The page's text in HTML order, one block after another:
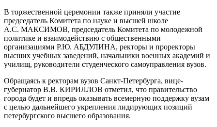
В торжественной церемонии также приняли участие
председатель Комитета по науке и высшей школе
А.С. МАКСИМОВ, председатель Комитета по молодежной
политике и взаимодействию с общественными
организациями Р.Ю. АБДУЛИНА, ректоры и проректоры
высших учебных заведений, начальники военных академий и
училищ, руководители студенческого самоуправления вузов.
Обращаясь к ректорам вузов Санкт-Петербурга, вице-
губернатор В.В. КИРИЛЛОВ отметил, что правительство
города будет и впредь оказывать всемерную поддержку вузам
с целью дальнейшего укрепления лидирующих позиций
петербургского высшего образования.